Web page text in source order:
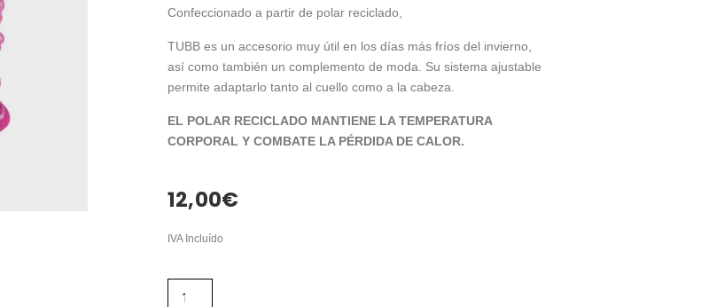
Confeccionado a partir de polar reciclado,
TUBB es un accesorio muy útil en los días más fríos del invierno,
así como también un complemento de moda. Su sistema ajustable
permite adaptarlo tanto al cuello como a la cabeza.
EL POLAR RECICLADO MANTIENE LA TEMPERATURA
CORPORAL Y COMBATE LA PÉRDIDA DE CALOR.
12,00€
IVA Incluído